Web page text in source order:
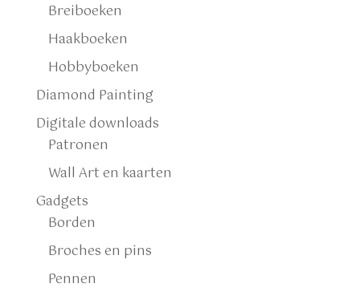
Breiboeken
Haakboeken
Hobbyboeken
Diamond Painting
Digitale downloads
Patronen
Wall Art en kaarten
Gadgets
Borden
Broches en pins
Pennen